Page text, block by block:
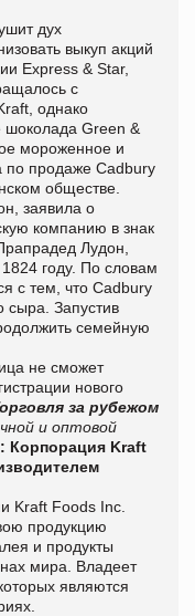
дух
выкуп акций
Express & Star,
с
однако
шоколада Green &
мороженное и
по продаже Cadbury
обществе.
заявила о
компанию в знак
Лудон,
году. По словам
с тем, что Cadbury
сыра. Запустив
семейную
не сможет
нового
за рубежом
и оптовой
Корпорация Kraft
Kraft Foods Inc.
продукцию
и продукты
мира. Владеет
являются